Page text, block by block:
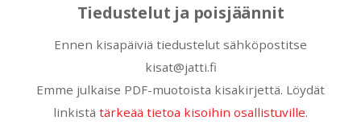
Tiedustelut ja poisjäännit
Ennen kisapäiviä tiedustelut sähköpostitse
kisat@jatti.fi
Emme julkaise PDF-muotoista kisakirjettä. Löydät
linkistä tärkeää tietoa kisoihin osallistuville.